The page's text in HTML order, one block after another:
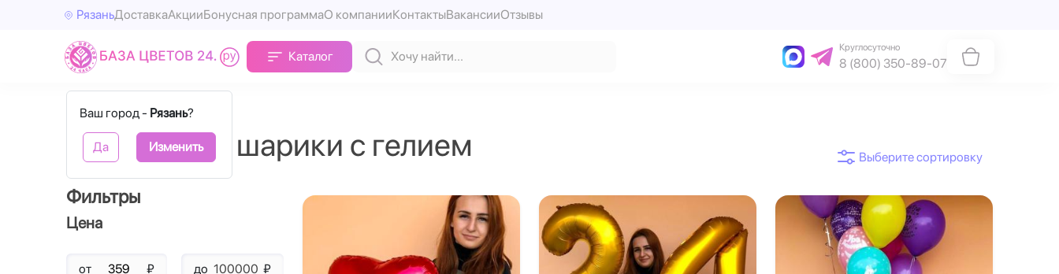
РязаньДоставкаАкцииБонусная программаО компанииКонтактыВакансииОтзывы
Каталог
Круглосуточно
8 (800) 350-89-07
Ваш город - Рязань?
Да Изменить
Воздушные шарики с гелием
Фильтры
Цена
от ₽ до ₽